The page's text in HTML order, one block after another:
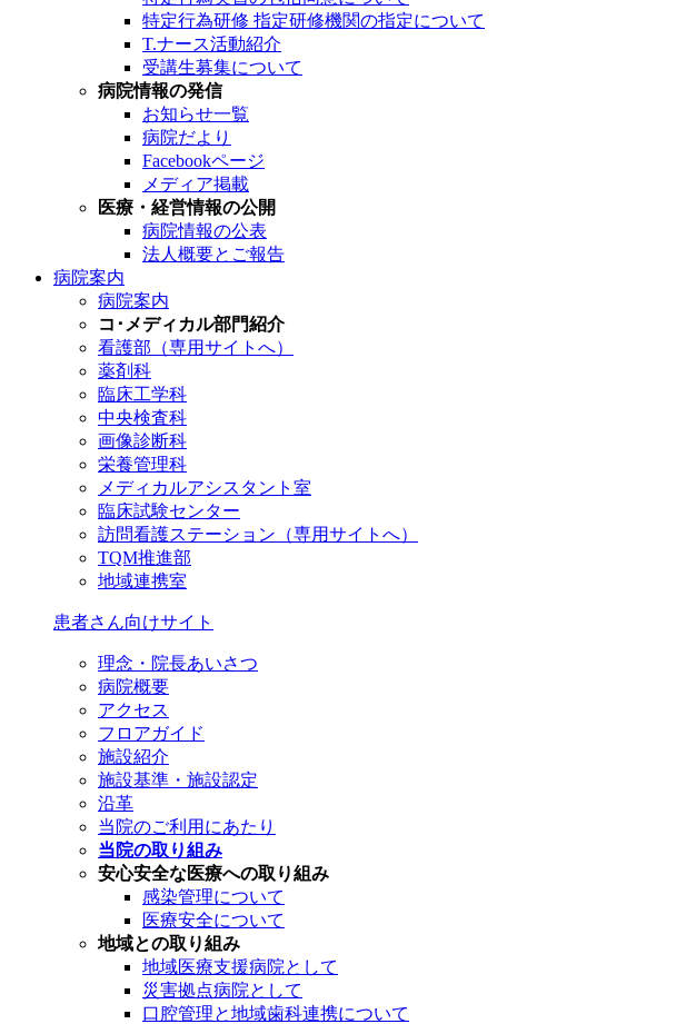
特定行為研修 指定研修機関の指定について
T.ナース活動紹介
受講生募集について
病院情報の発信
お知らせ一覧
病院だより
Facebookページ
メディア掲載
医療・経営情報の公開
病院情報の公表
法人概要とご報告
病院案内
病院案内
コ･メディカル部門紹介
看護部（専用サイトへ）
薬剤科
臨床工学科
中央検査科
画像診断科
栄養管理科
メディカルアシスタント室
臨床試験センター
訪問看護ステーション（専用サイトへ）
TQM推進部
地域連携室
患者さん向けサイト
理念・院長あいさつ
病院概要
アクセス
フロアガイド
施設紹介
施設基準・施設認定
沿革
当院のご利用にあたり
当院の取り組み
安心安全な医療への取り組み
感染管理について
医療安全について
地域との取り組み
地域医療支援病院として
災害拠点病院として
口腔管理と地域歯科連携について